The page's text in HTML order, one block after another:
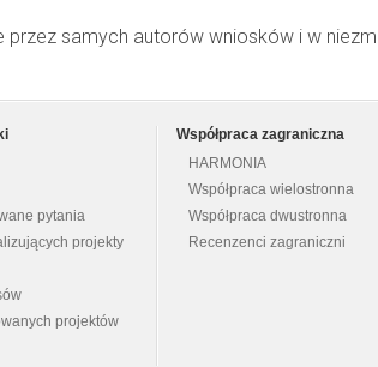
samych autorów wniosków i w
pytania
projekty
projektów
Współpraca zagraniczna
HARMONIA
Współpraca wielostronna
Współpraca dwustronna
Recenzenci zagraniczni